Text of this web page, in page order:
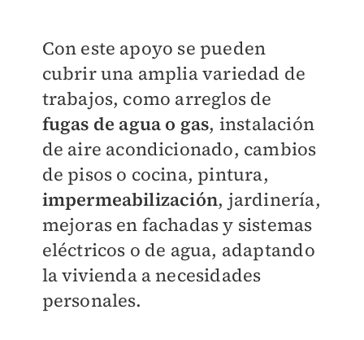
Con este apoyo se pueden
cubrir una amplia variedad de
trabajos, como arreglos de
fugas de agua o gas, instalación
de aire acondicionado, cambios
de pisos o cocina, pintura,
impermeabilización, jardinería,
mejoras en fachadas y sistemas
eléctricos o de agua, adaptando
la vivienda a necesidades
personales.